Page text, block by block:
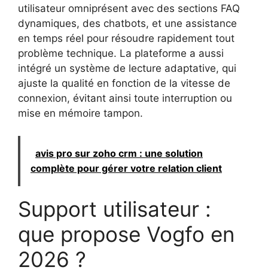
utilisateur omniprésent avec des sections FAQ
dynamiques, des chatbots, et une assistance
en temps réel pour résoudre rapidement tout
problème technique. La plateforme a aussi
intégré un système de lecture adaptative, qui
ajuste la qualité en fonction de la vitesse de
connexion, évitant ainsi toute interruption ou
mise en mémoire tampon.
avis pro sur zoho crm : une solution
complète pour gérer votre relation client
Support utilisateur :
que propose Vogfo en
2026 ?